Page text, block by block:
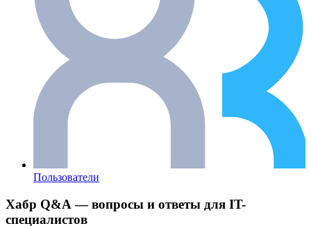
Пользователи
Хабр Q&A — вопросы и ответы для IT-
специалистов